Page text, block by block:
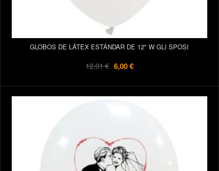
GLOBOS DE LÁTEX ESTÁNDAR DE 12" W GLI SPOSI
12,01 € 6,00 €